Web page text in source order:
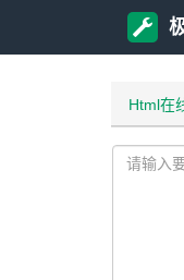
Html在